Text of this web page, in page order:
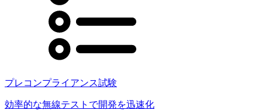
プレコンプライアンス試験
効率的な無線テストで開発を迅速化